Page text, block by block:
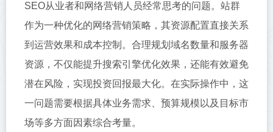
SEO从业者和网络营销人员经常思考的问题。站群
作为一种优化的网络营销策略，其资源配置直接关系
到运营效果和成本控制。合理规划域名数量和服务器
资源，不仅能提升搜索引擎优化效果，还能有效避免
潜在风险，实现投资回报最大化。在实际操作中，这
一问题需要根据具体业务需求、预算规模以及目标市
场等多方面因素综合考量。